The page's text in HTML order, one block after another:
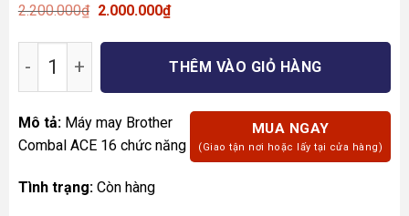
2.200.000₫ Giá
là:
2.000.000₫Giá
hiện
tại
2.000.000₫.
Máy may Brother Combal Electronic 16 chức
THÊM VÀO GIỎ HÀNG
MUA NGAY
(Giao tận nơi hoặc lấy tại cửa hàng)
Mô tả:Máy may Brother
Combal ACE 16 chức năng
Tình trạng:Còn hàng